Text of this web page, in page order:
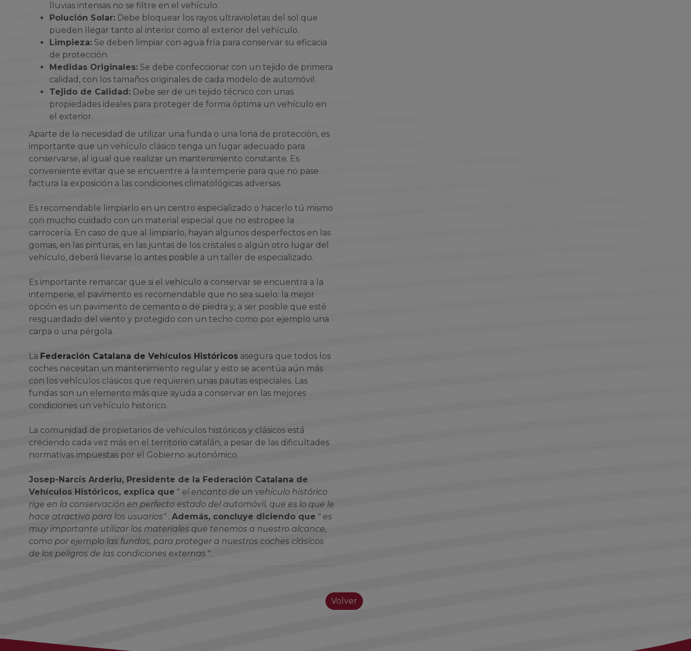
lluvias intensas no se filtre en el vehículo.
Polución Solar:Debe bloquear los rayos ultravioletas del sol que
pueden llegar tanto al interior como al exterior del vehículo.
Limpieza:Se deben limpiar con agua fría para conservar su eficacia
de protección.
Medidas Originales:Se debe confeccionar con un tejido de primera
calidad, con los tamaños originales de cada modelo de automóvil.
Tejido de Calidad:Debe ser de un tejido técnico con unas
propiedades ideales para proteger de forma óptima un vehículo en
el exterior.
Aparte de la necesidad de utilizar una funda o una lona de protección, es
importante que un vehículo clásico tenga un lugar adecuado para
conservarse, al igual que realizar un mantenimiento constante. Es
conveniente evitar que se encuentre a la intemperie para que no pase
factura la exposición a las condiciones climatológicas adversas.
Es recomendable limpiarlo en un centro especializado o hacerlo tú mismo
con mucho cuidado con un material especial que no estropee la
carrocería. En caso de que al limpiarlo, hayan algunos desperfectos en las
gomas, en las pinturas, en las juntas de los cristales o algún otro lugar del
vehículo, deberá llevarse lo antes posible a un taller de especializado.
Es importante remarcar que si el vehículo a conservar se encuentra a la
intemperie, el pavimento es recomendable que no sea suelo: la mejor
opción es un pavimento de cemento o de piedra y, a ser posible que esté
resguardado del viento y protegido con un techo como por ejemplo una
carpa o una pérgola.
La Federación Catalana de Vehículos Históricosasegura que todos los
coches necesitan un mantenimiento regular y esto se acentúa aún más
con los vehículos clásicos que requieren unas pautas especiales. Las
fundas son un elemento más que ayuda a conservar en las mejores
condiciones un vehículo histórico.
La comunidad de propietarios de vehículos históricos y clásicos está
creciendo cada vez más en el territorio catalán, a pesar de las dificultades
normativas impuestas por el Gobierno autonómico.
Josep-Narcís Arderiu, Presidente de la Federación Catalana de
Vehículos Históricos, explica que " el encanto de un vehículo histórico
rige en la conservación en perfecto estado del automóvil, que es lo que le
hace atractivo para los usuarios". Además, concluye diciendo que " es
muy importante utilizar los materiales que tenemos a nuestro alcance,
como por ejemplo las fundas, para proteger a nuestros coches clásicos
de los peligros de las condiciones externas ".
Volver